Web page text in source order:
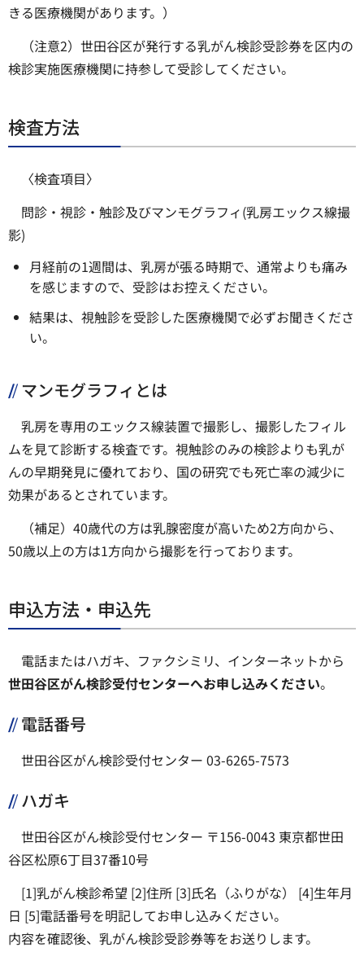
きる医療機関があります。）
（注意2）世田谷区が発行する乳がん検診受診券を区内の
検診実施医療機関に持参して受診してください。
検査方法
〈検査項目〉
問診・視診・触診及びマンモグラフィ(乳房エックス線撮
影)
月経前の1週間は、乳房が張る時期で、通常よりも痛み
を感じますので、受診はお控えください。
結果は、視触診を受診した医療機関で必ずお聞きくださ
い。
マンモグラフィとは
乳房を専用のエックス線装置で撮影し、撮影したフィル
ムを見て診断する検査です。視触診のみの検診よりも乳が
んの早期発見に優れており、国の研究でも死亡率の減少に
効果があるとされています。
（補足）40歳代の方は乳腺密度が高いため2方向から、
50歳以上の方は1方向から撮影を行っております。
申込方法・申込先
電話またはハガキ、ファクシミリ、インターネットから
世田谷区がん検診受付センターへお申し込みください。
電話番号
世田谷区がん検診受付センター 03-6265-7573
ハガキ
世田谷区がん検診受付センター 〒156-0043 東京都世田
谷区松原6丁目37番10号
[1]乳がん検診希望 [2]住所 [3]氏名（ふりがな） [4]生年月
日 [5]電話番号を明記してお申し込みください。
内容を確認後、乳がん検診受診券等をお送りします。